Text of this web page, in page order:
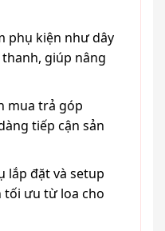
phụ kiện như dây
giúp nâng
mua trả góp
tiếp cận sản
lắp đặt và setup
tối ưu từ loa cho